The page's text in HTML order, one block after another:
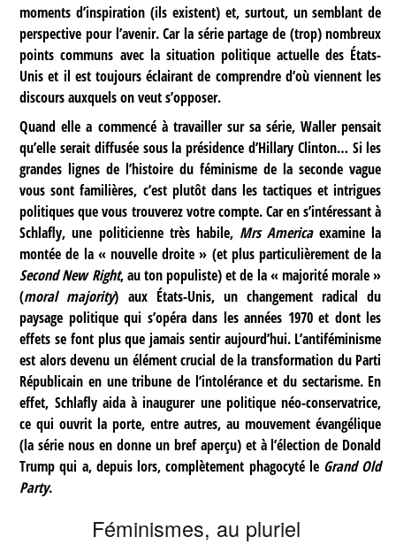
moments d’inspiration (ils existent) et, surtout, un semblant de
perspective pour l’avenir. Car la série partage de (trop) nombreux
points communs avec la situation politique actuelle des États-
Unis et il est toujours éclairant de comprendre d’où viennent les
discours auxquels on veut s’opposer.
Quand elle a commencé à travailler sur sa série, Waller pensait
qu’elle serait diffusée sous la présidence d’Hillary Clinton… Si les
grandes lignes de l’histoire du féminisme de la seconde vague
vous sont familières, c’est plutôt dans les tactiques et intrigues
politiques que vous trouverez votre compte. Car en s’intéressant à
Schlafly, une politicienne très habile, Mrs Americaexamine la
montée de la « nouvelle droite » (et plus particulièrement de la
Second New Right, au ton populiste) et de la « majorité morale »
(moral majority) aux États-Unis, un changement radical du
paysage politique qui s’opéra dans les années 1970 et dont les
effets se font plus que jamais sentir aujourd’hui. L’antiféminisme
est alors devenu un élément crucial de la transformation du Parti
Républicain en une tribune de l’intolérance et du sectarisme. En
effet, Schlafly aida à inaugurer une politique néo-conservatrice,
ce qui ouvrit la porte, entre autres, au mouvement évangélique
(la série nous en donne un bref aperçu) et à l’élection de Donald
Trump qui a, depuis lors, complètement phagocyté le Grand Old
Party.
Féminismes, au pluriel